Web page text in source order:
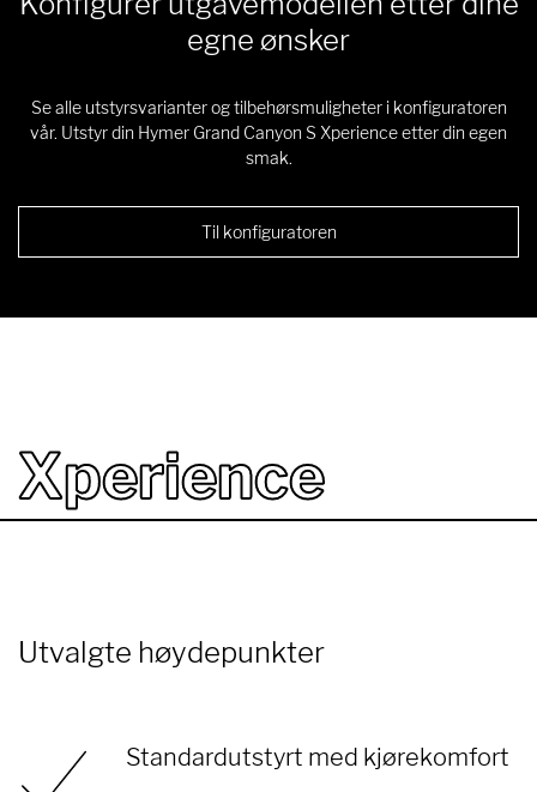
egne ønsker
Se alle utstyrsvarianter og tilbehørsmuligheter i konfiguratoren
vår. Utstyr din Hymer Grand Canyon S Xperience etter din egen
smak.
Til konfiguratoren
Xperience
Utvalgte høydepunkter
Standardutstyrt med kjørekomfort